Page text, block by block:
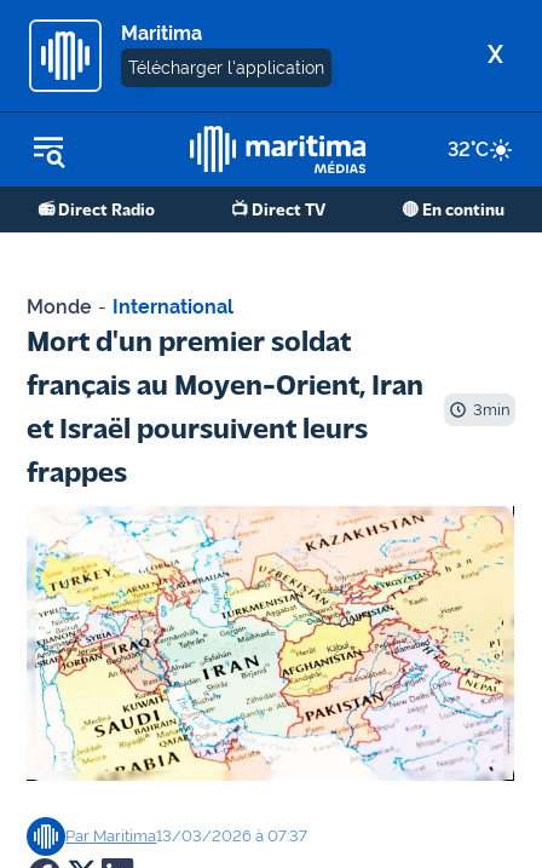
Maritima
Télécharger l'application X
32°C
📻 Direct Radio 📺 Direct TV 🔴 En continu
REPLAY RADIO
REPLAY TV
Martigues
de Berre
Marseille
- Aix
Agenda
Faits
divers
Sports
Société
Culture
Monde - International
Mort d'un premier soldat
français au Moyen-Orient, Iran
et Israël poursuivent leurs
frappes
3min
Par Maritima13/03/2026 à 07:37